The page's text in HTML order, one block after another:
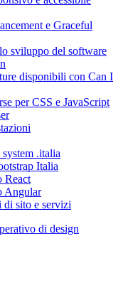
e Graceful
sviluppo del software
disponibili con Can I
per CSS e JavaScript
.italia
Italia
React
Angular
sito e servizi
di design